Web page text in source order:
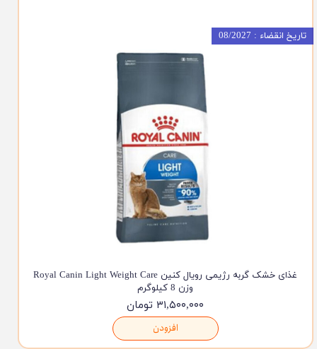
غذای خشک گربه رژیمی رویال کنین Royal Canin Light Weight Care
وزن 8 کیلوگرم
۳۱,۵۰۰,۰۰۰ تومان
افزودن
تاریخ انقضاء : 08/2027